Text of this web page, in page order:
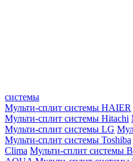
системы
Мульти-сплит системы HAIER
Мульти-сплит системы Hitachi
Мульти-сплит системы LG
Мульти-сплит системы Toshiba
Clima Мульти-сплит системы